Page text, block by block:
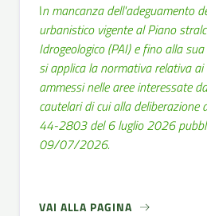
In mancanza dell'adeguamento
urbanistico vigente al Piano
Idrogeologico (PAI) e fino alla
si applica la normativa relativa
ammessi nelle aree interessate
cautelari di cui alla deliberazione
44-2803 del 6 luglio 2026
09/07/2026.
VAI ALLA PAGINA